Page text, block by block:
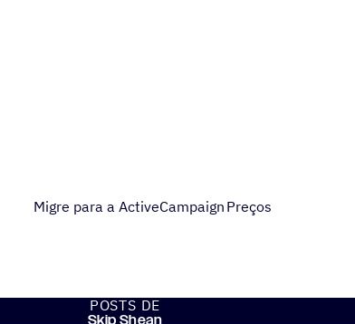
Migre para a ActiveCampaign Preços
POSTS DE